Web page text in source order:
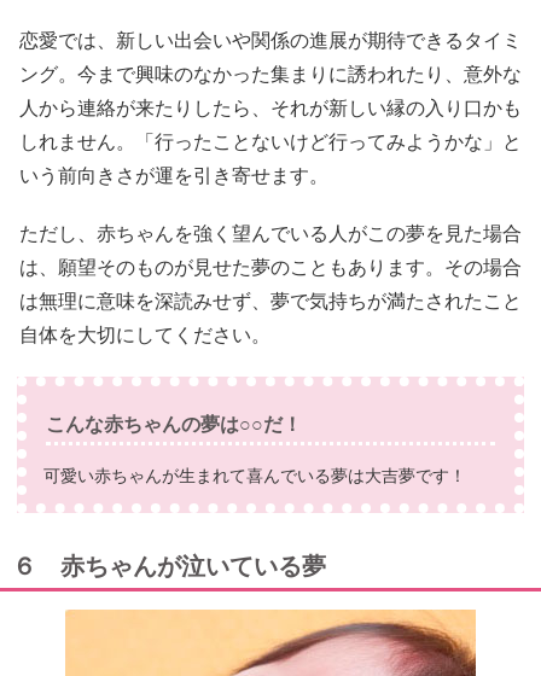
恋愛では、新しい出会いや関係の進展が期待できるタイミ
ング。今まで興味のなかった集まりに誘われたり、意外な
人から連絡が来たりしたら、それが新しい縁の入り口かも
しれません。「行ったことないけど行ってみようかな」と
いう前向きさが運を引き寄せます。
ただし、赤ちゃんを強く望んでいる人がこの夢を見た場合
は、願望そのものが見せた夢のこともあります。その場合
は無理に意味を深読みせず、夢で気持ちが満たされたこと
自体を大切にしてください。
こんな赤ちゃんの夢は○○だ！
可愛い赤ちゃんが生まれて喜んでいる夢は大吉夢です！
６ 赤ちゃんが泣いている夢